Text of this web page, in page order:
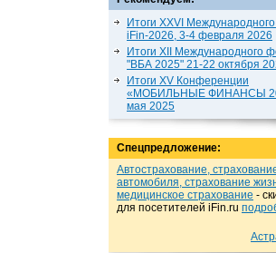
Итоги XXVI
iFin-2026, 3-4 февраля 2026
Итоги XII Международного
"ВБА 2025" 21-22 октября
Итоги XV Конференции
«МОБИЛЬНЫЕ ФИНАНСЫ
мая 2025
Спецпредложение:
Автострахование,
автомобиля, страхование
медицинское страхование -
для посетителей iFin.ru